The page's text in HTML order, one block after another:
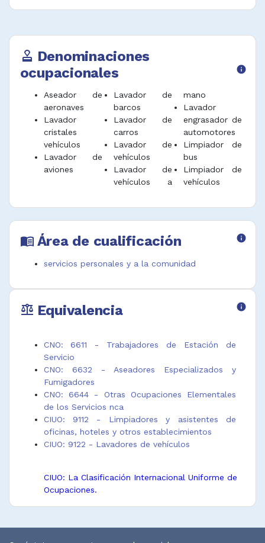
approval Denominaciones
ocupacionales
info
Aseador de
aeronaves
Lavador
cristales
vehículos
Lavador de
aviones
Lavador de
barcos
Lavador de
carros
Lavador de
vehículos
Lavador de
vehículos a
mano
Lavador
engrasador de
automotores
Limpiador de
bus
Limpiador de
vehículos
menu_book Área de cualificación info
servicios personales y a la comunidad
balance Equivalencia info
CNO: 6611 - Trabajadores de Estación de
Servicio
CNO: 6632 - Aseadores Especializados y
Fumigadores
CNO: 6644 - Otras Ocupaciones Elementales
de los Servicios nca
CIUO: 9112 - Limpiadores y asistentes de
oficinas, hoteles y otros establecimientos
CIUO: 9122 - Lavadores de vehículos
CIUO: La Clasificación Internacional Uniforme de
Ocupaciones.